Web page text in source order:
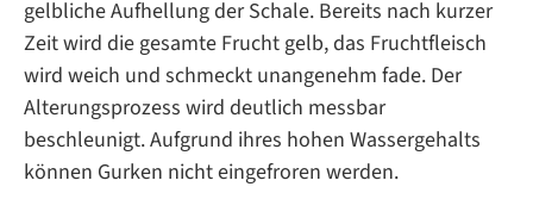
gelbliche Aufhellung der Schale. Bereits nach kurzer
Zeit wird die gesamte Frucht gelb, das Fruchtfleisch
wird weich und schmeckt unangenehm fade. Der
Alterungsprozess wird deutlich messbar
beschleunigt. Aufgrund ihres hohen Wassergehalts
können Gurken nicht eingefroren werden.